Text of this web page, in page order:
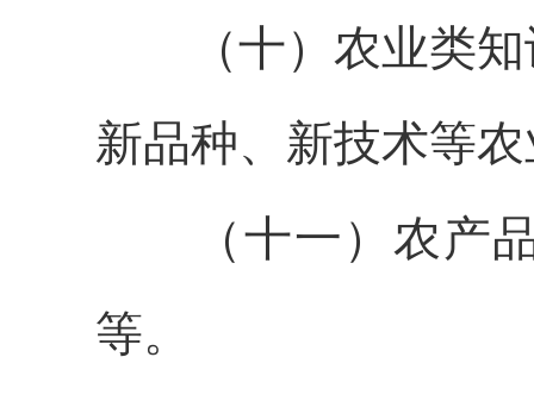
（十）农业类
新品种、新技术等
（十一）农产
等。